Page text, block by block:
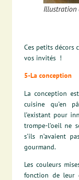
Illustration
Ces petits décors
vos invités !
5-La conception
La conception
cuisine qu’en
l’existant pour
trompe-l’oeil ne
s’ils n’avaient
gourmand.
Les couleurs
fonction de leur